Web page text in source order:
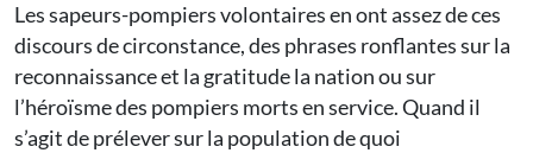
Les sapeurs-pompiers volontaires en ont assez de ces
discours de circonstance, des phrases ronflantes sur la
reconnaissance et la gratitude la nation ou sur
l’héroïsme des pompiers morts en service. Quand il
s’agit de prélever sur la population de quoi